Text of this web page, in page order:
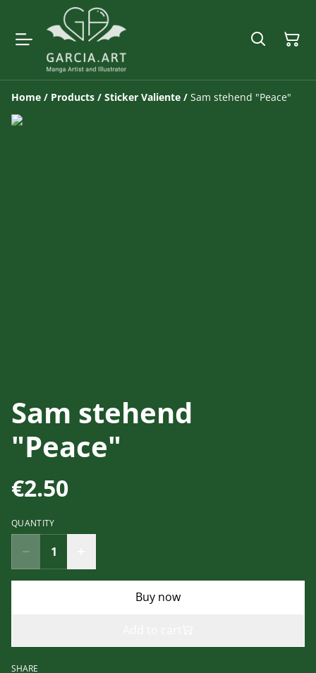
Home / Products / Sticker Valiente / Sam stehend "Peace"
Sam stehend
"Peace"
€2.50
QUANTITY
Buy now
SHARE